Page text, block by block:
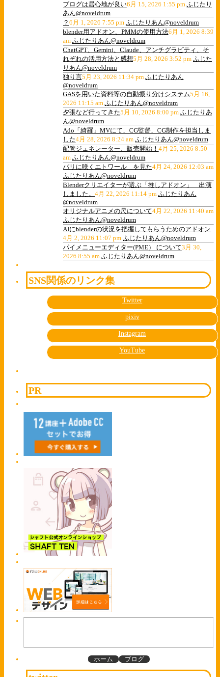
ブログは居心地が良い6月 15, 2026 1:55 pm ふじたり
あん@noveldrum
？ 6月 1, 2026 7:55 pm ふじたりあん@noveldrum
blender用アドオン、PMMの使用方法6月 1, 2026 8:39
am ふじたりあん@noveldrum
ChatGPT、Gemini、Claude、アンチグラビティ、そ
れぞれの活用方法と感想5月 28, 2026 3:52 pm ふじた
りあん@noveldrum
独り言5月 23, 2026 11:34 pm ふじたりあん
@noveldrum
GASを用いた資料等の自動振り分けシステム5月 16,
2026 11:15 am ふじたりあん@noveldrum
夕張など行ってきた5月 10, 2026 8:00 pm ふじたりあ
ん@noveldrum
Ado「綺羅」MVにて、CG監督、CG制作を担当しま
した4月 28, 2026 8:24 am ふじたりあん@noveldrum
配管ジェネレーター、販売開始！ 4月 25, 2026 8:50
am ふじたりあん@noveldrum
パリに咲くエトワール を見た4月 24, 2026 12:03 am
ふじたりあん@noveldrum
Blenderクリエイターが選ぶ「推しアドオン」 出演
しました。 4月 22, 2026 11:14 pm ふじたりあん
@noveldrum
オリジナルアニメの尺について4月 22, 2026 11:40 am
ふじたりあん@noveldrum
AIにblenderの状況を把握してもらうためのアドオン
4月 2, 2026 11:07 pm ふじたりあん@noveldrum
パイメニューエディター(PME） について3月 30,
2026 8:55 am ふじたりあん@noveldrum
SNS関係のリンク集
Twitter
pixiv
Instagram
YouTube
PR
ホーム ブログ